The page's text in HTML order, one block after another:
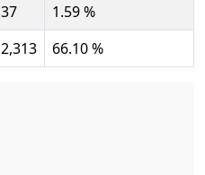
37
1.59 %
2,313 66.10 %